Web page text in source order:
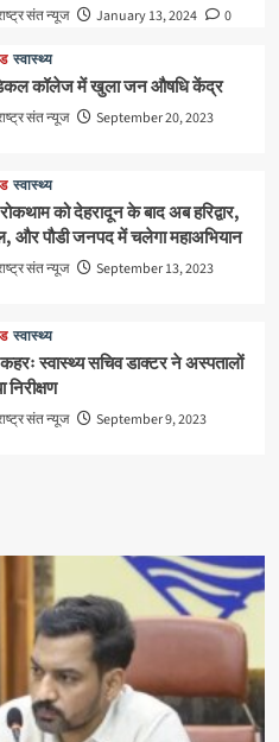
संत न्यूज January 13, 2024 0
स्वास्थ्य
कॉलेज में खुला जन औषधि केंद्र
संत न्यूज
September 20, 2023
स्वास्थ्य
को देहरादून के बाद अब हरिद्वार,
और पौडी जनपद में चलेगा महाअभियान
संत न्यूज
September 13, 2023
स्वास्थ्य
स्वास्थ्य सचिव डाक्टर ने अस्पतालों
निरीक्षण
संत न्यूज
September 9, 2023